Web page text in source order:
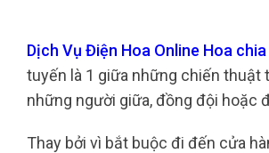
Dịch Vụ Điện Hoa Online Hoa
tuyến là 1 giữa những chiến thuật
những người giữa, đồng đội hoặc
Thay bởi vì bắt buộc đi đến cửa